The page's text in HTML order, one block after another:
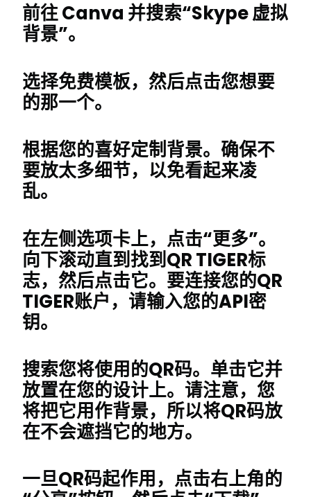
前往 Canva 并搜索“Skype 虚拟
背景”。
选择免费模板，然后点击您想要
的那一个。
根据您的喜好定制背景。确保不
要放太多细节，以免看起来凌
乱。
在左侧选项卡上，点击“更多”。
向下滚动直到找到QR TIGER标
志，然后点击它。要连接您的QR
TIGER账户，请输入您的API密
钥。
搜索您将使用的QR码。单击它并
放置在您的设计上。请注意，您
将把它用作背景，所以将QR码放
在不会遮挡它的地方。
一旦QR码起作用，点击右上角的